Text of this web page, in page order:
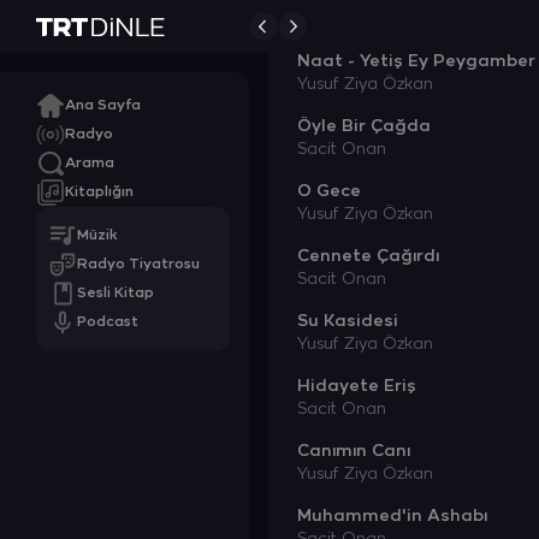
Ana Sayfa
Radyo
Arama
Kitaplığın
Müzik
Radyo Tiyatrosu
Sesli Kitap
Podcast
Naat - Yetiş Ey Peygamber
Yusuf Ziya Özkan
Öyle Bir Çağda
Sacit Onan
O Gece
Yusuf Ziya Özkan
Cennete Çağırdı
Sacit Onan
Su Kasidesi
Yusuf Ziya Özkan
Hidayete Eriş
Sacit Onan
Canımın Canı
Yusuf Ziya Özkan
Muhammed'in Ashabı